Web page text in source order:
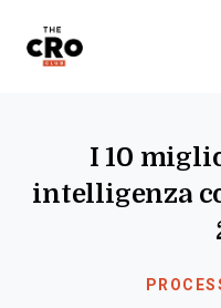
I 10
intelligenza